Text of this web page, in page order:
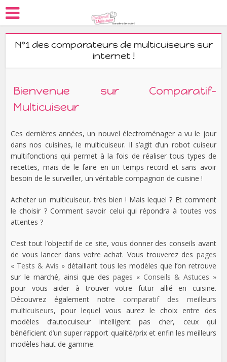
N°1 des comparateurs de multicuiseurs sur
internet !
Bienvenue sur Comparatif-
Multicuiseur
Ces dernières années, un nouvel électroménager a vu le jour
dans nos cuisines, le multicuiseur. Il s’agit d’un robot cuiseur
multifonctions qui permet à la fois de réaliser tous types de
recettes, mais de le faire en un temps record et sans avoir
besoin de le surveiller, un véritable compagnon de cuisine !
Acheter un multicuiseur, très bien ! Mais lequel ? Et comment
le choisir ? Comment savoir celui qui répondra à toutes vos
attentes ?
C’est tout l’objectif de ce site, vous donner des conseils avant
de vous lancer dans votre achat. Vous trouverez des pages
« Tests & Avis » détaillant tous les modèles que l’on retrouve
sur le marché, ainsi que des pages « Conseils & Astuces »
pour vous aider à trouver votre futur allié en cuisine.
Découvrez également notre comparatif des meilleurs
multicuiseurs, pour lequel vous aurez le choix entre des
modèles d’autocuiseur intelligent pas cher, ceux qui
bénéficient d’un super rapport qualité/prix et enfin les meilleurs
modèles haut de gamme.